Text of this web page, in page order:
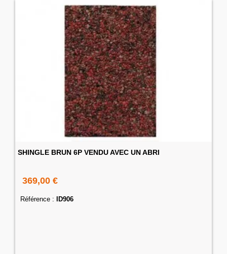
SHINGLE BRUN 6P VENDU AVEC UN ABRI
369,00 €
Référence : ID906